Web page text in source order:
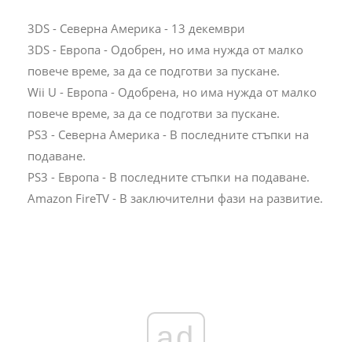
3DS - Северна Америка - 13 декември
3DS - Европа - Одобрен, но има нужда от малко
повече време, за да се подготви за пускане.
Wii U - Европа - Одобрена, но има нужда от малко
повече време, за да се подготви за пускане.
PS3 - Северна Америка - В последните стъпки на
подаване.
PS3 - Европа - В последните стъпки на подаване.
Amazon FireTV - В заключителни фази на развитие.